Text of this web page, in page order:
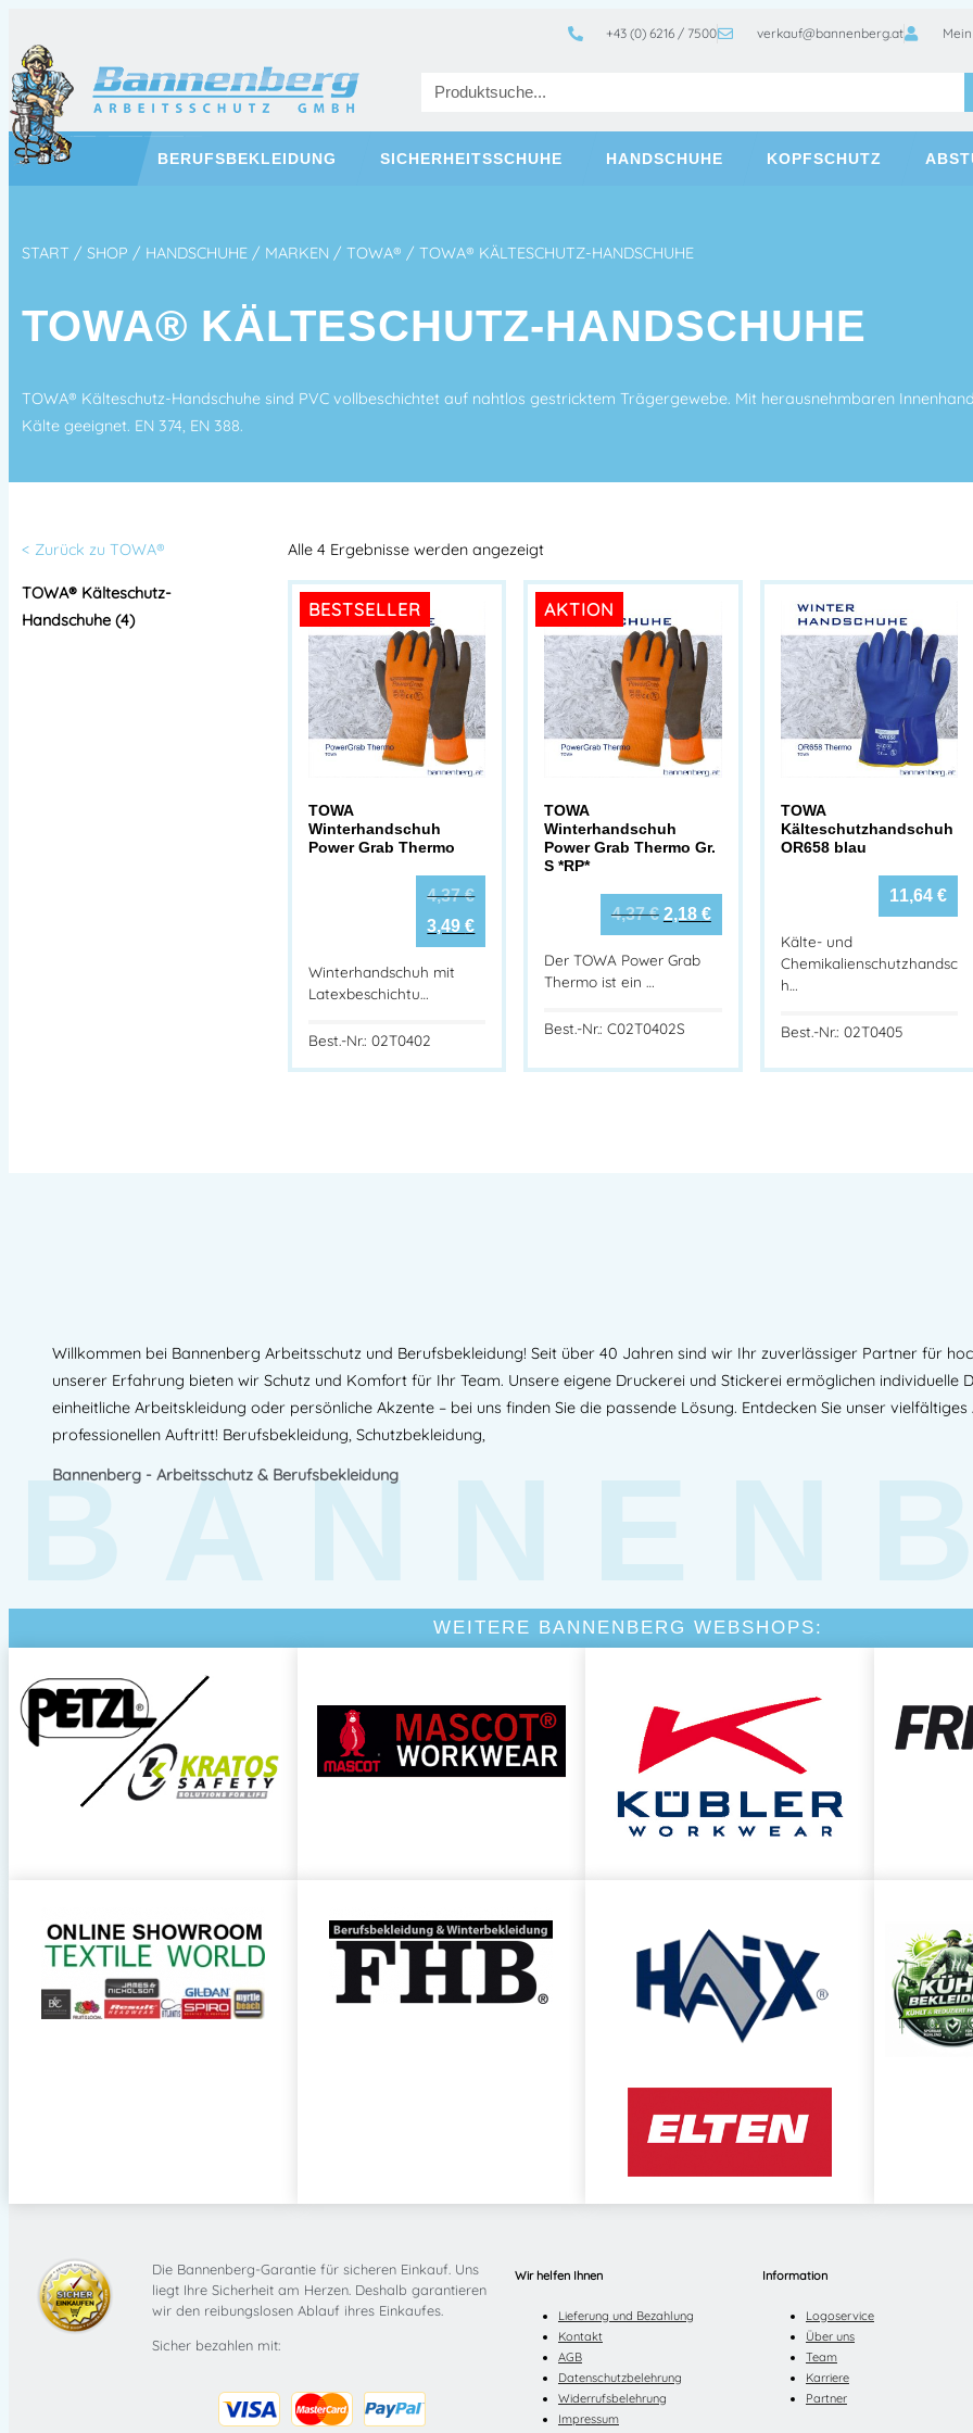
+43 (0) 6216 / 7500 verkauf@bannenberg.at
BERUFSBEKLEIDUNG SICHERHEITSSCHUHE HANDSCHUHE KOPFSCHUTZ
START / SHOP / HANDSCHUHE / MARKEN / TOWA® / TOWA® KÄLTESCHUTZ-HANDSCHUHE
TOWA® KÄLTESCHUTZ-HANDSCHUHE
TOWA® Kälteschutz-Handschuhe sind PVC vollbeschichtet auf nahtlos gestricktem Trägergewebe. Mit herausnehmbaren
Kälte geeignet. EN 374, EN 388.
< Zurück zu TOWA®
TOWA® Kälteschutz-
Handschuhe (4)
Alle 4 Ergebnisse werden angezeigt
BESTSELLER
TOWA
Winterhandschuh
Power Grab Thermo
4,37€
3,49€
Winterhandschuh mit
Latexbeschichtu…
Best.-Nr.: 02T0402
AKTION
TOWA
Winterhandschuh
Power Grab Thermo Gr.
S *RP*
4,37€ 2,18 €
Der TOWA Power Grab
Thermo ist ein …
Best.-Nr.: C02T0402S
TOWA
Kälteschutzhandschuh
OR658 blau
11,64€
Kälte- und
Chemikalienschutzhandsc
h…
Best.-Nr.: 02T0405
Willkommen bei Bannenberg Arbeitsschutz und Berufsbekleidung! Seit über 40 Jahren sind wir Ihr zuverlässiger Partner für
unserer Erfahrung bieten wir Schutz und Komfort für Ihr Team. Unsere eigene Druckerei und Stickerei ermöglichen individuelle
einheitliche Arbeitskleidung oder persönliche Akzente – bei uns finden Sie die passende Lösung. Entdecken Sie unser
professionellen Auftritt! Berufsbekleidung, Schutzbekleidung,
Bannenberg - Arbeitsschutz & Berufsbekleidung
WEITERE BANNENBERG WEBSHOPS:
Die Bannenberg-Garantie für sicheren Einkauf. Uns
liegt Ihre Sicherheit am Herzen. Deshalb garantieren
wir den reibungslosen Ablauf ihres Einkaufes.
Sicher bezahlen mit:
Wir helfen Ihnen
Lieferung und Bezahlung
Kontakt
AGB
Datenschutzbelehrung
Widerrufsbelehrung
Impressum
Information
Logoservice
Über uns
Team
Karriere
Partner